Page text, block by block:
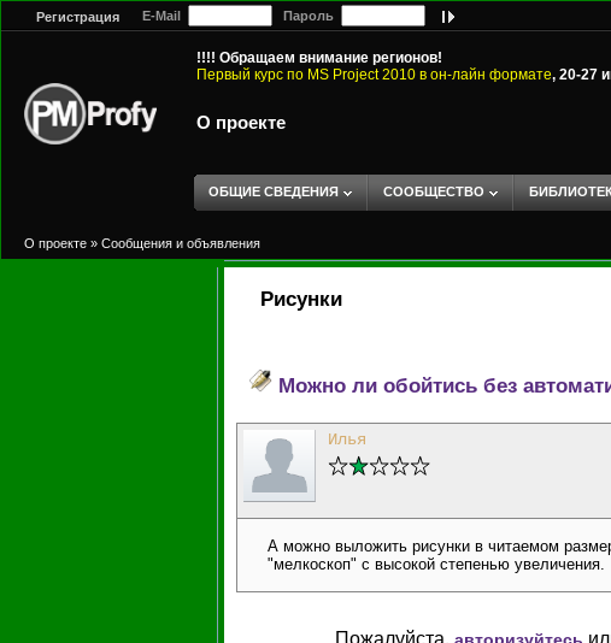
Регистрация E-Mail Пароль
!!!! Обращаем внимание регионов!
Первый курс по MS Project 2010 в он-лайн формате, 20-27
О проекте
ОБЩИЕ СВЕДЕНИЯ СООБЩЕСТВО
О проекте » Сообщения и объявления
Рисунки
Можно ли обойтись без
Илья
А можно выложить рисунки в читаемом
"мелкоскоп" с высокой степенью увеличения.
Пожалуйста,